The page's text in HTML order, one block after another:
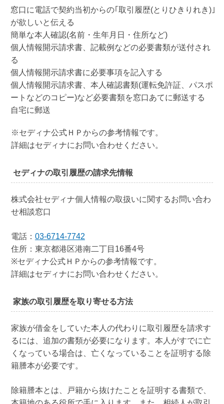
窓口に電話で契約当初からの｢取引履歴(とりひきりれき)｣
が欲しいと伝える
簡単な本人確認(名前・生年月日・住所など)
個人情報開示請求書、記載例などの必要書類が送付され
る
個人情報開示請求書に必要事項を記入する
個人情報開示請求書、本人確認書類(運転免許証、パスポ
ートなどのコピー)など必要書類を窓口あてに郵送する
自宅に郵送
※セディナ公式ＨＰからの参考情報です。
詳細はセディナにお問い合わせください。
セディナの取引履歴の請求先情報
株式会社セディナ個人情報の取扱いに関するお問い合わ
せ相談窓口
電話： 03-6714-7742
住所：東京都港区港南二丁目16番4号
※セディナ公式ＨＰからの参考情報です。
詳細はセディナにお問い合わせください。
家族の取引履歴を取り寄せる方法
家族が借金をしていた本人の代わりに取引履歴を請求す
るには、追加の書類が必要になります。本人がすでに亡
くなっている場合は、亡くなっていることを証明する除
籍謄本が必要です。
除籍謄本とは、戸籍から抜けたことを証明する書類で、